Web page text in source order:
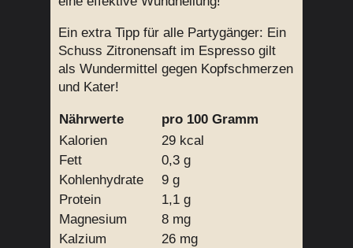
Ein extra Tipp für alle Partygänger: Ein
Schuss Zitronensaft im Espresso gilt
als Wundermittel gegen Kopfschmerzen
und Kater!
Nährwerte
pro 100 Gramm
Kalorien
29 kcal
Fett
0,3 g
Kohlenhydrate
9 g
Protein
1,1 g
Magnesium
8 mg
Kalzium
26 mg